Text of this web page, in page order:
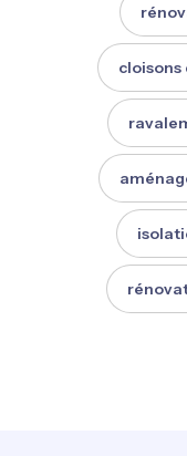
cloisons